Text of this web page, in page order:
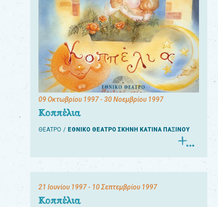
09 Οκτωβρίου 1997- 30 Νοεμβρίου 1997
Κοππέλια
ΘΕΑΤΡΟ ΕΘΝΙΚΟ ΘΕΑΤΡΟ ΣΚΗΝΗ ΚΑΤΙΝΑ ΠΑΞΙΝΟΥ
21 Ιουνίου 1997- 10 Σεπτεμβρίου 1997
Κοππέλια